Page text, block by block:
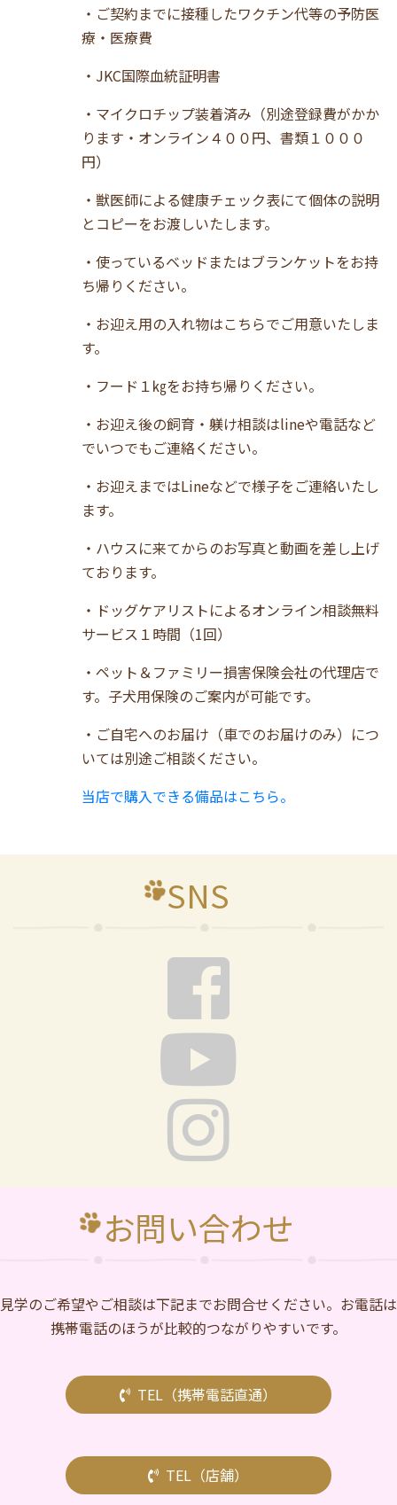
・ご契約までに接種したワクチン代等の予防医
療・医療費
・JKC国際血統証明書
・マイクロチップ装着済み（別途登録費がかか
ります・オンライン４００円、書類１０００
円）
・獣医師による健康チェック表にて個体の説明
とコピーをお渡しいたします。
・使っているベッドまたはブランケットをお持
ち帰りください。
・お迎え用の入れ物はこちらでご用意いたしま
す。
・フード１㎏をお持ち帰りください。
・お迎え後の飼育・躾け相談はlineや電話など
でいつでもご連絡ください。
・お迎えまではLineなどで様子をご連絡いたし
ます。
・ハウスに来てからのお写真と動画を差し上げ
ております。
・ドッグケアリストによるオンライン相談無料
サービス１時間（1回）
・ペット＆ファミリー損害保険会社の代理店で
す。子犬用保険のご案内が可能です。
・ご自宅へのお届け（車でのお届けのみ）につ
いては別途ご相談ください。
当店で購入できる備品はこちら。
SNS
お問い合わせ
⾒学のご希望やご相談は下記までお問合せください。お電話は
携帯電話のほうが比較的つながりやすいです。
TEL（携帯電話直通）
TEL（店舗）